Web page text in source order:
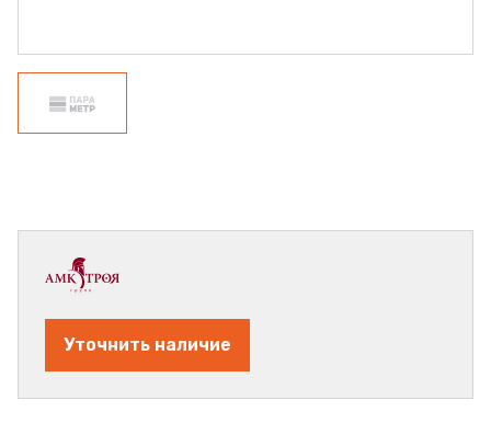
Уточнить наличие